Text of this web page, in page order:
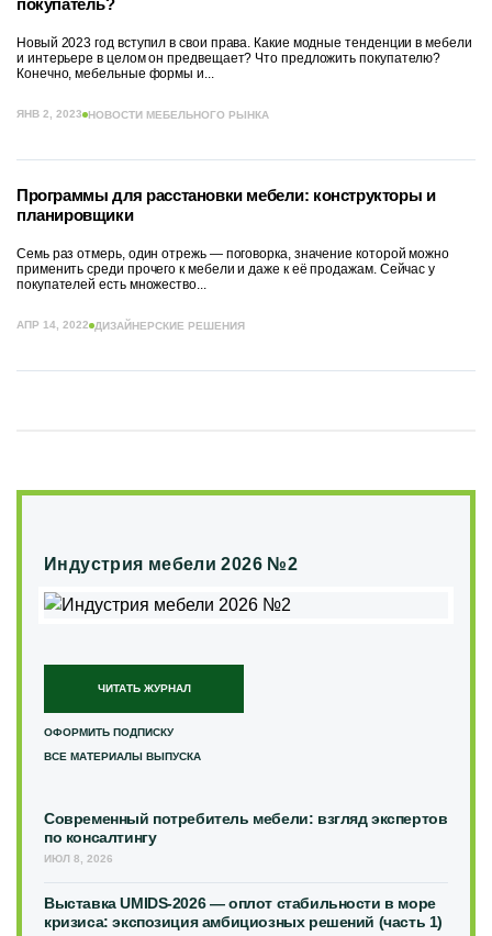
покупатель?
Новый 2023 год вступил в свои права. Какие модные тенденции в мебели
и интерьере в целом он предвещает? Что предложить покупателю?
Конечно, мебельные формы и...
ЯНВ 2, 2023 НОВОСТИ МЕБЕЛЬНОГО РЫНКА
Программы для расстановки мебели: конструкторы и
планировщики
Семь раз отмерь, один отрежь — поговорка, значение которой можно
применить среди прочего к мебели и даже к её продажам. Сейчас у
покупателей есть множество...
АПР 14, 2022 ДИЗАЙНЕРСКИЕ РЕШЕНИЯ
Индустрия мебели 2026 №2
ЧИТАТЬ ЖУРНАЛ
ОФОРМИТЬ ПОДПИСКУ
ВСЕ МАТЕРИАЛЫ ВЫПУСКА
Современный потребитель мебели: взгляд экспертов
по консалтингу
ИЮЛ 8, 2026
Выставка UMIDS-2026 — оплот стабильности в море
кризиса: экспозиция амбициозных решений (часть 1)